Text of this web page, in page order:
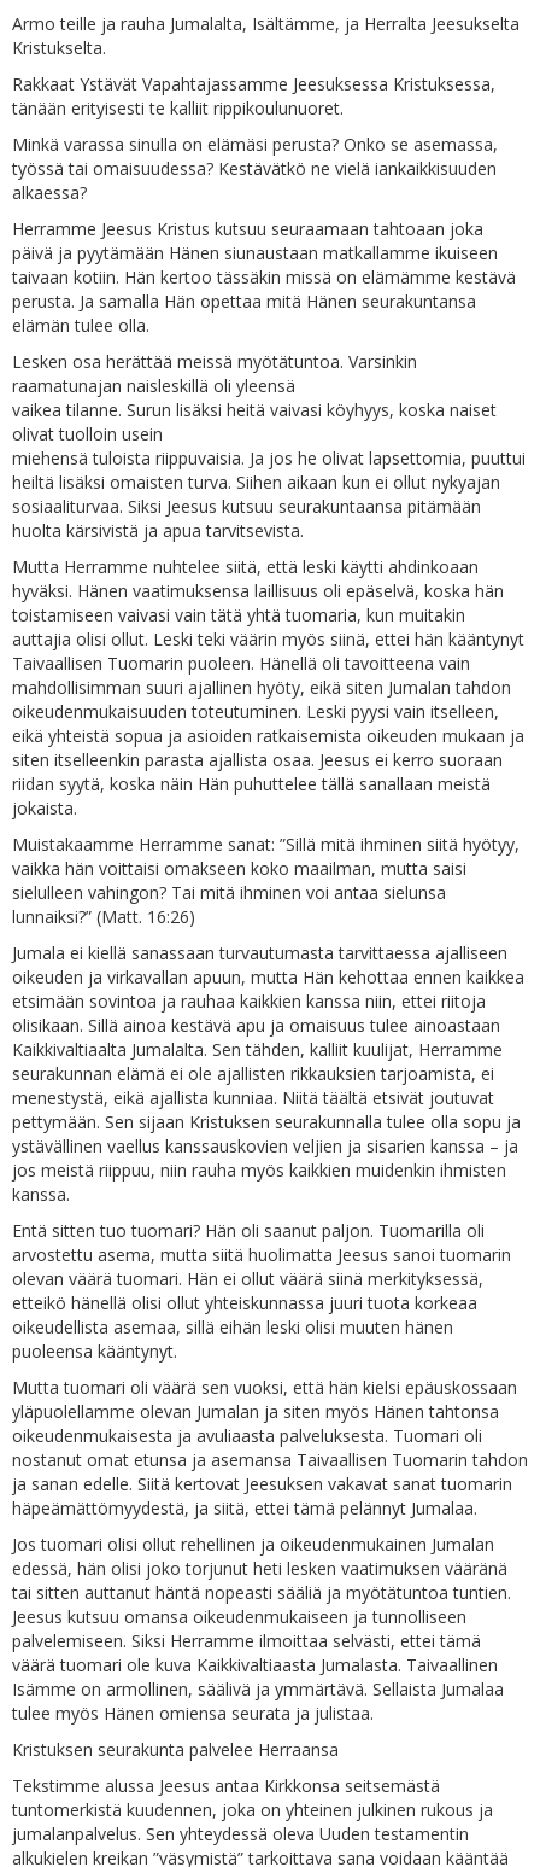
Armo teille ja rauha Jumalalta, Isältämme, ja Herralta Jeesukselta
Kristukselta.
Rakkaat Ystävät Vapahtajassamme Jeesuksessa Kristuksessa,
tänään erityisesti te kalliit rippikoulunuoret.
Minkä varassa sinulla on elämäsi perusta? Onko se asemassa,
työssä tai omaisuudessa? Kestävätkö ne vielä iankaikkisuuden
alkaessa?
Herramme Jeesus Kristus kutsuu seuraamaan tahtoaan joka
päivä ja pyytämään Hänen siunaustaan matkallamme ikuiseen
taivaan kotiin. Hän kertoo tässäkin missä on elämämme kestävä
perusta. Ja samalla Hän opettaa mitä Hänen seurakuntansa
elämän tulee olla.
Lesken osa herättää meissä myötätuntoa. Varsinkin
raamatunajan naisleskillä oli yleensä
vaikea tilanne. Surun lisäksi heitä vaivasi köyhyys, koska naiset
olivat tuolloin usein
miehensä tuloista riippuvaisia. Ja jos he olivat lapsettomia, puuttui
heiltä lisäksi omaisten turva. Siihen aikaan kun ei ollut nykyajan
sosiaaliturvaa. Siksi Jeesus kutsuu seurakuntaansa pitämään
huolta kärsivistä ja apua tarvitsevista.
Mutta Herramme nuhtelee siitä, että leski käytti ahdinkoaan
hyväksi. Hänen vaatimuksensa laillisuus oli epäselvä, koska hän
toistamiseen vaivasi vain tätä yhtä tuomaria, kun muitakin
auttajia olisi ollut. Leski teki väärin myös siinä, ettei hän kääntynyt
Taivaallisen Tuomarin puoleen. Hänellä oli tavoitteena vain
mahdollisimman suuri ajallinen hyöty, eikä siten Jumalan tahdon
oikeudenmukaisuuden toteutuminen. Leski pyysi vain itselleen,
eikä yhteistä sopua ja asioiden ratkaisemista oikeuden mukaan ja
siten itselleenkin parasta ajallista osaa. Jeesus ei kerro suoraan
riidan syytä, koska näin Hän puhuttelee tällä sanallaan meistä
jokaista.
Muistakaamme Herramme sanat: ”Sillä mitä ihminen siitä hyötyy,
vaikka hän voittaisi omakseen koko maailman, mutta saisi
sielulleen vahingon? Tai mitä ihminen voi antaa sielunsa
lunnaiksi?” (Matt. 16:26)
Jumala ei kiellä sanassaan turvautumasta tarvittaessa ajalliseen
oikeuden ja virkavallan apuun, mutta Hän kehottaa ennen kaikkea
etsimään sovintoa ja rauhaa kaikkien kanssa niin, ettei riitoja
olisikaan. Sillä ainoa kestävä apu ja omaisuus tulee ainoastaan
Kaikkivaltiaalta Jumalalta. Sen tähden, kalliit kuulijat, Herramme
seurakunnan elämä ei ole ajallisten rikkauksien tarjoamista, ei
menestystä, eikä ajallista kunniaa. Niitä täältä etsivät joutuvat
pettymään. Sen sijaan Kristuksen seurakunnalla tulee olla sopu ja
ystävällinen vaellus kanssauskovien veljien ja sisarien kanssa – ja
jos meistä riippuu, niin rauha myös kaikkien muidenkin ihmisten
kanssa.
Entä sitten tuo tuomari? Hän oli saanut paljon. Tuomarilla oli
arvostettu asema, mutta siitä huolimatta Jeesus sanoi tuomarin
olevan väärä tuomari. Hän ei ollut väärä siinä merkityksessä,
etteikö hänellä olisi ollut yhteiskunnassa juuri tuota korkeaa
oikeudellista asemaa, sillä eihän leski olisi muuten hänen
puoleensa kääntynyt.
Mutta tuomari oli väärä sen vuoksi, että hän kielsi epäuskossaan
yläpuolellamme olevan Jumalan ja siten myös Hänen tahtonsa
oikeudenmukaisesta ja avuliaasta palveluksesta. Tuomari oli
nostanut omat etunsa ja asemansa Taivaallisen Tuomarin tahdon
ja sanan edelle. Siitä kertovat Jeesuksen vakavat sanat tuomarin
häpeämättömyydestä, ja siitä, ettei tämä pelännyt Jumalaa.
Jos tuomari olisi ollut rehellinen ja oikeudenmukainen Jumalan
edessä, hän olisi joko torjunut heti lesken vaatimuksen vääränä
tai sitten auttanut häntä nopeasti sääliä ja myötätuntoa tuntien.
Jeesus kutsuu omansa oikeudenmukaiseen ja tunnolliseen
palvelemiseen. Siksi Herramme ilmoittaa selvästi, ettei tämä
väärä tuomari ole kuva Kaikkivaltiaasta Jumalasta. Taivaallinen
Isämme on armollinen, säälivä ja ymmärtävä. Sellaista Jumalaa
tulee myös Hänen omiensa seurata ja julistaa.
Kristuksen seurakunta palvelee Herraansa
Tekstimme alussa Jeesus antaa Kirkkonsa seitsemästä
tuntomerkistä kuudennen, joka on yhteinen julkinen rukous ja
jumalanpalvelus. Sen yhteydessä oleva Uuden testamentin
alkukielen kreikan ”väsymistä” tarkoittava sana voidaan kääntää